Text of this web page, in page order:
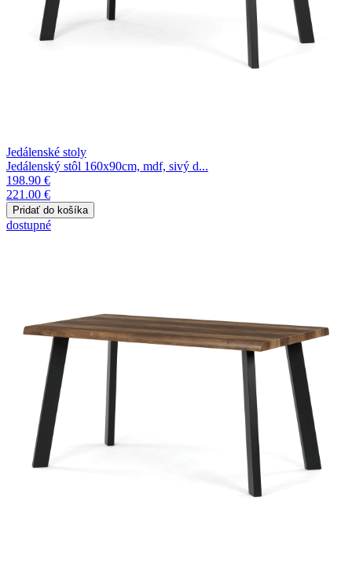
Jedálenské stoly
Jedálenský stôl 160x90cm, mdf, sivý d...
198.90 €
221.00 €
dostupné